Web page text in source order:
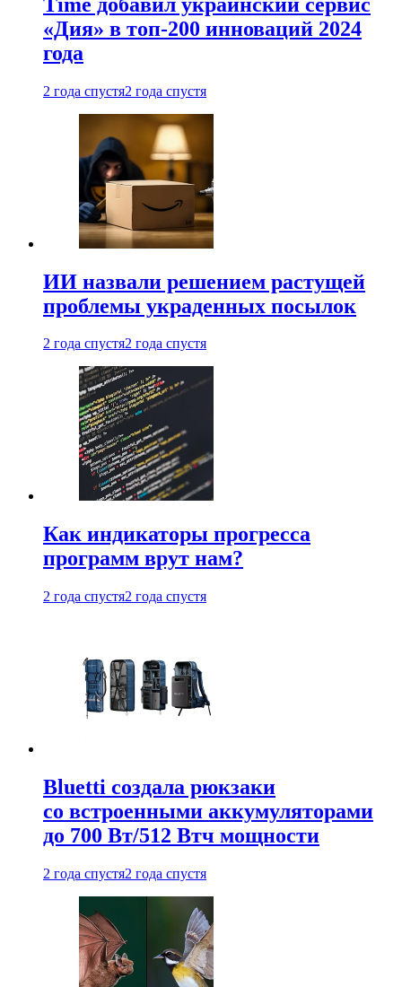
«Дия» в топ-200 инноваций 2024
года
2 года спустя2 года спустя
ИИ назвали решением растущей
проблемы украденных посылок
2 года спустя2 года спустя
Как индикаторы прогресса
программ врут нам?
2 года спустя2 года спустя
Bluetti создала рюкзаки
со встроенными аккумуляторами
до 700 Вт/512 Втч мощности
2 года спустя2 года спустя